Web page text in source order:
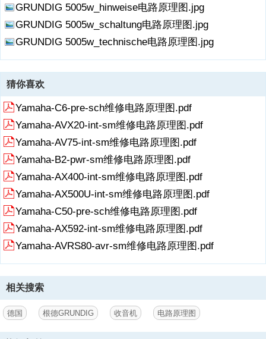
GRUNDIG 5005w_hinweise电路原理图.jpg
GRUNDIG 5005w_schaltung电路原理图.jpg
GRUNDIG 5005w_technische电路原理图.jpg
猜你喜欢
Yamaha-C6-pre-sch维修电路原理图.pdf
Yamaha-AVX20-int-sm维修电路原理图.pdf
Yamaha-AV75-int-sm维修电路原理图.pdf
Yamaha-B2-pwr-sm维修电路原理图.pdf
Yamaha-AX400-int-sm维修电路原理图.pdf
Yamaha-AX500U-int-sm维修电路原理图.pdf
Yamaha-C50-pre-sch维修电路原理图.pdf
Yamaha-AX592-int-sm维修电路原理图.pdf
Yamaha-AVRS80-avr-sm维修电路原理图.pdf
相关搜索
德国 根德GRUNDIG 收音机 电路原理图